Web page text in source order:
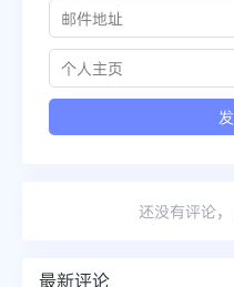
还没有评论
最新评论